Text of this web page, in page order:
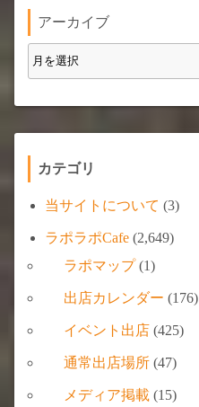
アーカイブ
カテゴリ
当サイトについて (3)
ラポラポCafe (2,649)
ラポマップ(1)
出店カレンダー (176)
イベント出店 (425)
通常出店場所 (47)
メディア掲載 (15)